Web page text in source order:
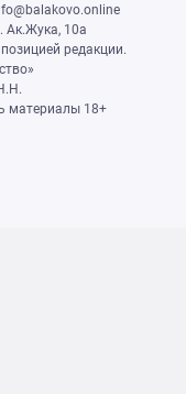
Ак.Жука, 10а
редакции.
материалы 18+